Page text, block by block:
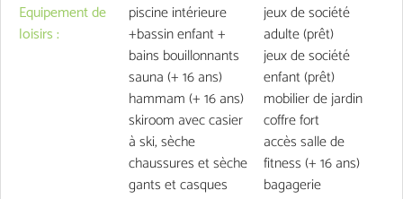
Equipement de
loisirs:
piscine intérieure
+bassin enfant +
bains bouillonnants
sauna(+ 16 ans)
hammam(+ 16 ans)
skiroom avec casier
à ski, sèche
chaussures et sèche
gants et casques
jeux de société
adulte(prêt)
jeux de société
enfant(prêt)
mobilier de jardin
coffre fort
accès salle de
fitness (+ 16 ans)
bagagerie